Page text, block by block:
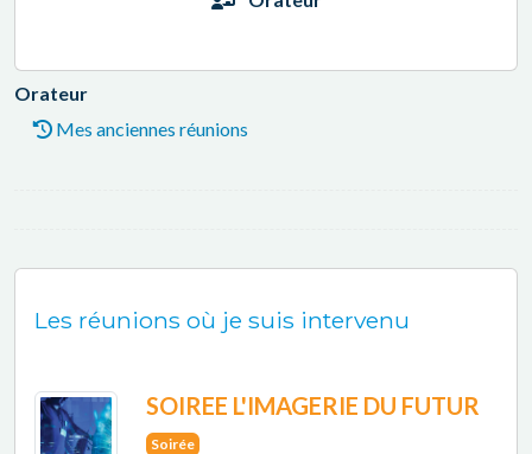
Orateur
Mes anciennes réunions
Les réunions où je suis intervenu
SOIREE L'IMAGERIE DU FUTUR
Soirée